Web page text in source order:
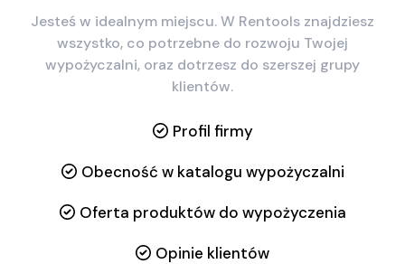
Jesteś w idealnym miejscu. W Rentools znajdziesz
wszystko, co potrzebne do rozwoju Twojej
wypożyczalni, oraz dotrzesz do szerszej grupy
klientów.
Profil firmy
Obecność w katalogu wypożyczalni
Oferta produktów do wypożyczenia
Opinie klientów